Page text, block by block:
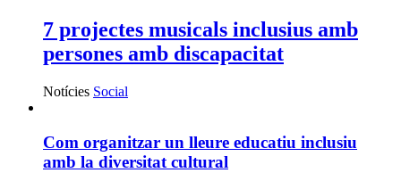
7 projectes musicals inclusius amb
persones amb discapacitat
Notícies Social
Com organitzar un lleure educatiu inclusiu
amb la diversitat cultural